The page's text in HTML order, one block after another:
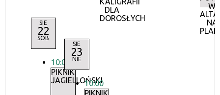
DLA
DOROSŁYCH
W
NA
SIE
22
SOB
10:00
PIKNIK
JAGIELLOŃSKI
SIE
23
NIE
10:00
PIKNIK